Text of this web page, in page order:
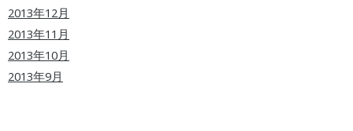
2013年12月
2013年11月
2013年10月
2013年9月